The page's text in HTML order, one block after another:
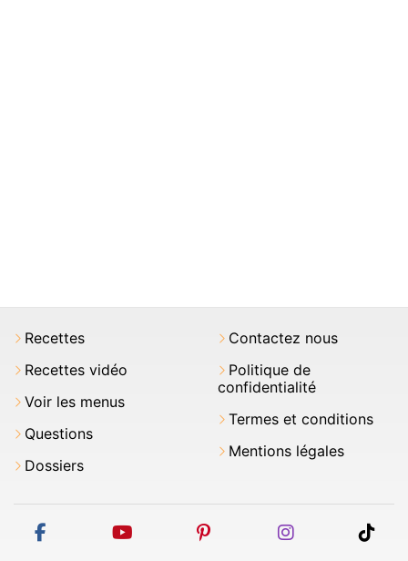
Recettes
Recettes vidéo
Voir les menus
Questions
Dossiers
Contactez nous
Politique de
confidentialité
Termes et conditions
Mentions légales
facebook youtube pinterest instagram